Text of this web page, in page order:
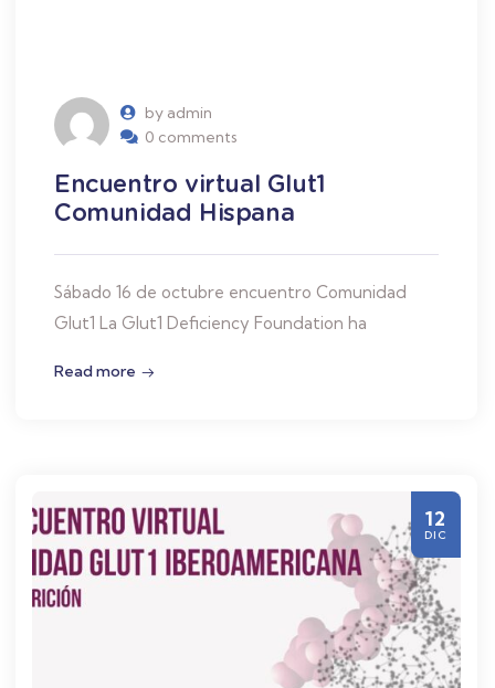
by admin
0 comments
Encuentro virtual Glut1
Comunidad Hispana
Sábado 16 de octubre encuentro Comunidad
Glut1 La Glut1 Deficiency Foundation ha
Read more
12
DIC